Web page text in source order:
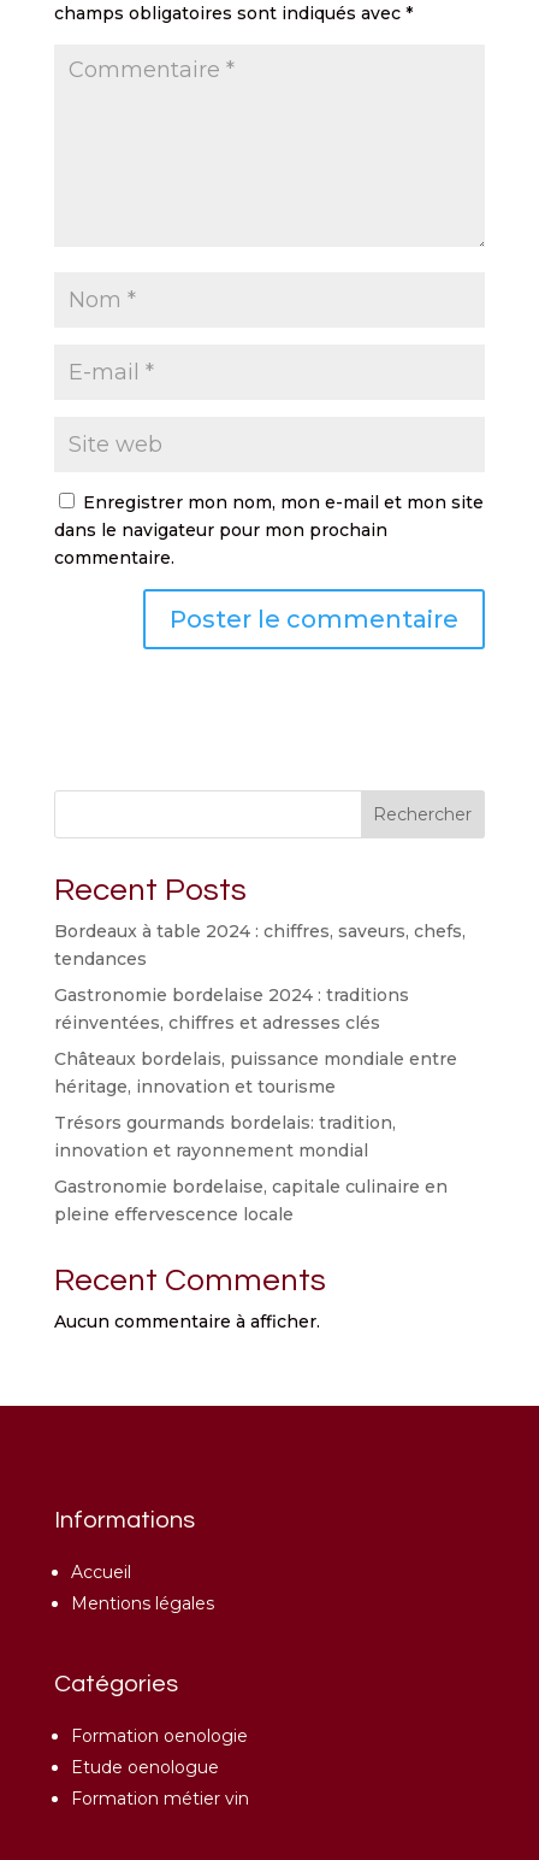
champs obligatoires sont indiqués avec *
Enregistrer mon nom, mon e-mail et mon site
dans le navigateur pour mon prochain
commentaire.
Rechercher
Recent Posts
Bordeaux à table 2024 : chiffres, saveurs, chefs,
tendances
Gastronomie bordelaise 2024 : traditions
réinventées, chiffres et adresses clés
Châteaux bordelais, puissance mondiale entre
héritage, innovation et tourisme
Trésors gourmands bordelais: tradition,
innovation et rayonnement mondial
Gastronomie bordelaise, capitale culinaire en
pleine effervescence locale
Recent Comments
Aucun commentaire à afficher.
Informations
Accueil
Mentions légales
Catégories
Formation oenologie
Etude oenologue
Formation métier vin